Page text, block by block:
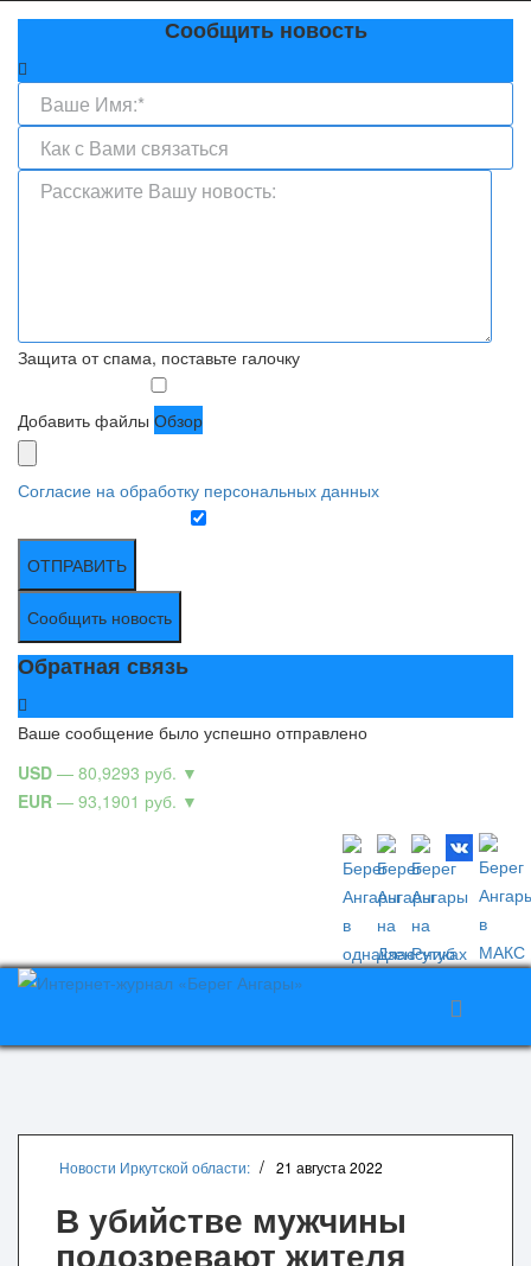
Сообщить новость
Защита от спама, поставьте галочку
Добавить файлы Обзор
Согласие на обработку персональных данных
ОТПРАВИТЬ
Сообщить новость
Обратная связь
Ваше сообщение было успешно отправлено
USD — 80,9293 руб. ▼
EUR — 93,1901 руб. ▼
Новости Иркутской области: 21 августа 2022
В убийстве мужчины
подозревают жителя